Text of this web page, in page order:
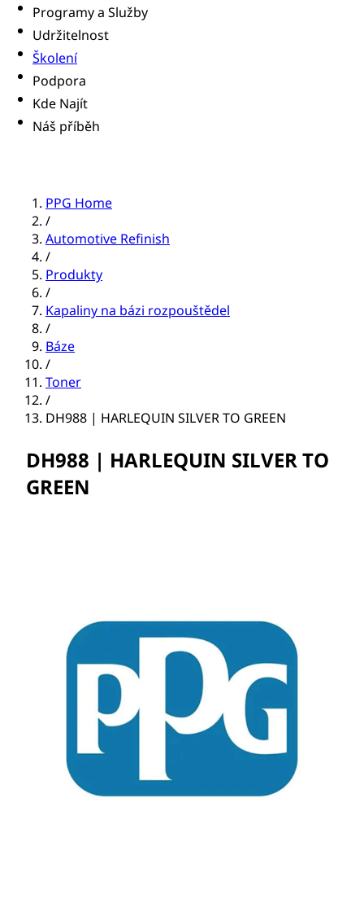
Programy a Služby
Udržitelnost
Školení
Podpora
Kde Najít
Náš příběh
PPG Home
/
Automotive Refinish
/
Produkty
/
Kapaliny na bázi rozpouštědel
/
Báze
/
Toner
/
DH988 | HARLEQUIN SILVER TO GREEN
DH988 | HARLEQUIN SILVER TO
GREEN